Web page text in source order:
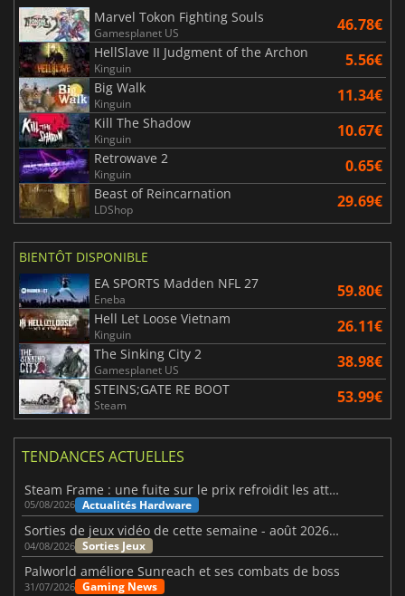
Marvel Tokon Fighting Souls
Gamesplanet US 46.78€
HellSlave II Judgment of the Archon
Kinguin 5.56€
Big Walk
Kinguin 11.34€
Kill The Shadow
Kinguin 10.67€
Retrowave 2
Kinguin 0.65€
Beast of Reincarnation
LDShop 29.69€
BIENTÔT DISPONIBLE
EA SPORTS Madden NFL 27
Eneba 59.80€
Hell Let Loose Vietnam
Kinguin 26.11€
The Sinking City 2
Gamesplanet US 38.98€
STEINS;GATE RE BOOT
Steam 53.99€
TENDANCES ACTUELLES
Steam Frame : une fuite sur le prix refroidit les attentes VR
05/08/2026 Actualités Hardware
Sorties de jeux vidéo de cette semaine - août 2026 (semaine 32)
04/08/2026 Sorties Jeux
Palworld améliore Sunreach et ses combats de boss
31/07/2026 Gaming News